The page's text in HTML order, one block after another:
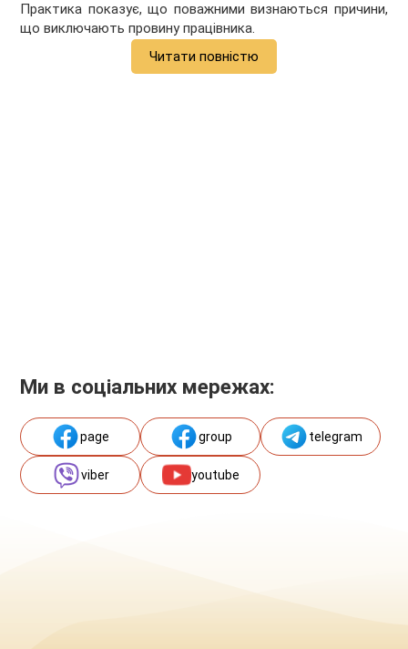
Практика показує, що поважними визнаються причини,
що виключають провину працівника.
Читати повністю
Ми в соціальних мережах:
page group telegram
viber youtube